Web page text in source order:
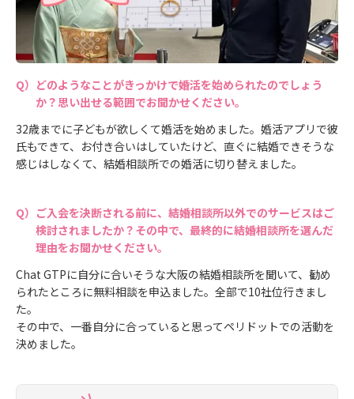
どのようなことがきっかけで婚活を始められたのでしょう
か？思い出せる範囲でお聞かせください。
32歳までに子どもが欲しくて婚活を始めました。婚活アプリで彼
氏もできて、お付き合いはしていたけど、直ぐに結婚できそうな
感じはしなくて、結婚相談所での婚活に切り替えました。
ご入会を決断される前に、結婚相談所以外でのサービスはご
検討されましたか？その中で、最終的に結婚相談所を選んだ
理由をお聞かせください。
Chat GTPに自分に合いそうな大阪の結婚相談所を聞いて、勧め
られたところに無料相談を申込ました。全部で10社位行きまし
た。
その中で、一番自分に合っていると思ってペリドットでの活動を
決めました。